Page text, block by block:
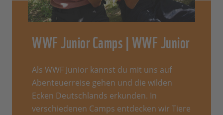
WWF Junior Camps | WWF Junior
Als WWF Junior kannst du mit uns auf
Abenteuerreise gehen und die wilden
Ecken Deutschlands erkunden. In
verschiedenen Camps entdecken wir Tiere